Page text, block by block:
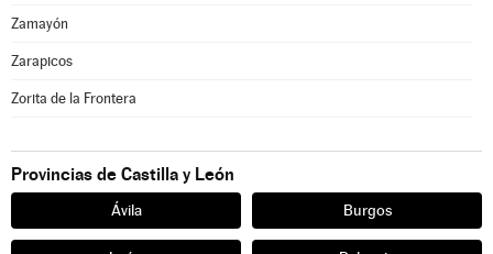
Zamayón
Zarapicos
Zorita de la Frontera
Provincias de Castilla y León
Ávila Burgos